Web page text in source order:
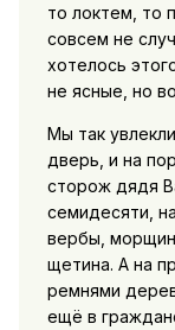
то локтем, то
совсем не
хотелось
не ясные, но
Мы так
дверь, и на
сторож дядя
семидесяти,
вербы,
щетина. А на
ремнями
ещё в